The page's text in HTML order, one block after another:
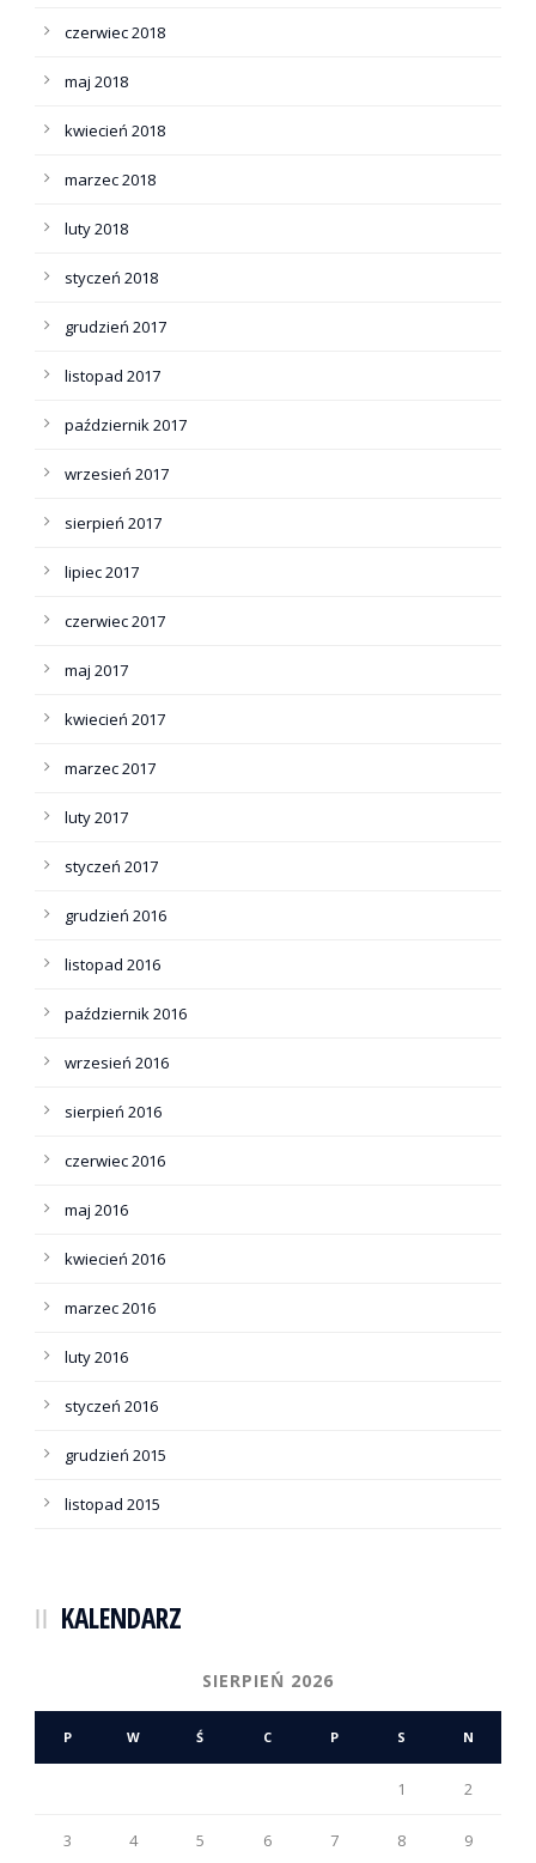
czerwiec 2018
maj 2018
kwiecień 2018
marzec 2018
luty 2018
styczeń 2018
grudzień 2017
listopad 2017
październik 2017
wrzesień 2017
sierpień 2017
lipiec 2017
czerwiec 2017
maj 2017
kwiecień 2017
marzec 2017
luty 2017
styczeń 2017
grudzień 2016
listopad 2016
październik 2016
wrzesień 2016
sierpień 2016
czerwiec 2016
maj 2016
kwiecień 2016
marzec 2016
luty 2016
styczeń 2016
grudzień 2015
listopad 2015
KALENDARZ
SIERPIEŃ 2026
P W Ś C P S N
1 2
3 4 5 6 7 8 9